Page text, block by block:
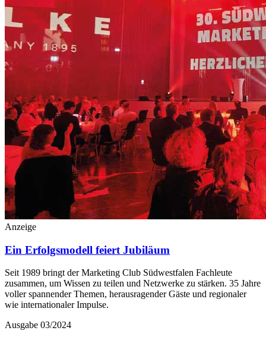
Anzeige
Ein Erfolgsmodell feiert Jubiläum
Seit 1989 bringt der Marketing Club Südwestfalen Fachleute
zusammen, um Wissen zu teilen und Netzwerke zu stärken. 35 Jahre
voller spannender Themen, herausragender Gäste und regionaler
wie internationaler Impulse.
Ausgabe 03/2024